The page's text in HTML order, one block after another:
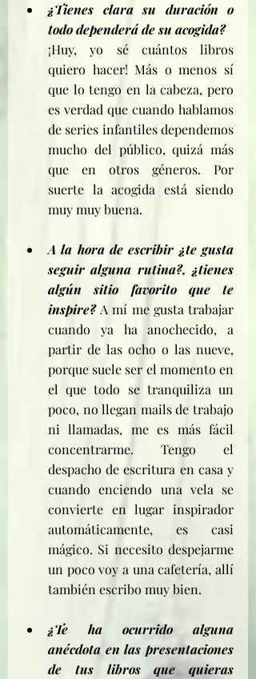
¿Tienes clara su duración o
todo dependerá de su acogida?
¡Huy, yo sé cuántos libros
quiero hacer! Más o menos sí
que lo tengo en la cabeza, pero
es verdad que cuando hablamos
de series infantiles dependemos
mucho del público, quizá más
que en otros géneros. Por
suerte la acogida está siendo
muy muy buena.
A la hora de escribir ¿te gusta
seguir alguna rutina?, ¿tienes
algún sitio favorito que te
inspire? A mí me gusta trabajar
cuando ya ha anochecido, a
partir de las ocho o las nueve,
porque suele ser el momento en
el que todo se tranquiliza un
poco, no llegan mails de trabajo
ni llamadas, me es más fácil
concentrarme. Tengo el
despacho de escritura en casa y
cuando enciendo una vela se
convierte en lugar inspirador
automáticamente, es casi
mágico. Si necesito despejarme
un poco voy a una cafetería, allí
también escribo muy bien.
¿Te ha ocurrido alguna
anécdota en las presentaciones
de tus libros que quieras